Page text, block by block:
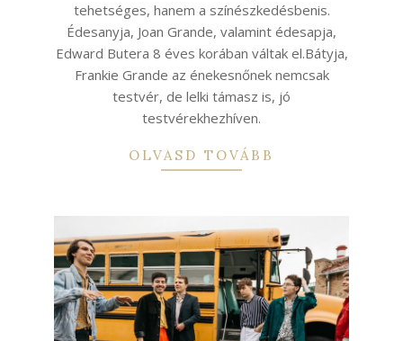
tehetséges, hanem a színészkedésbenis.
Édesanyja, Joan Grande, valamint édesapja,
Edward Butera 8 éves korában váltak el.Bátyja,
Frankie Grande az énekesnőnek nemcsak
testvér, de lelki támasz is, jó
testvérekhezhíven.
OLVASD TOVÁBB